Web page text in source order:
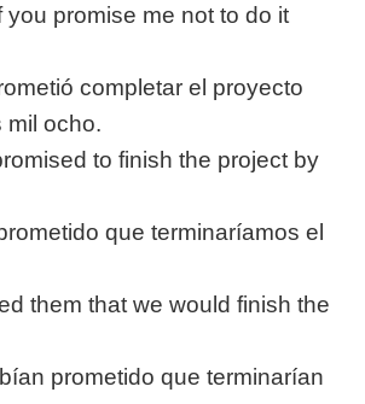
you promise me not to do it
completar el proyecto
mil ocho.
to finish the project by
que terminaríamos el
them that we would finish the
prometido que terminarían